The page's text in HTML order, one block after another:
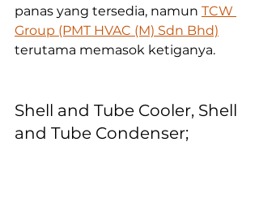
panas yang tersedia, namun TCW
Group (PMT HVAC (M) Sdn Bhd)
terutama memasok ketiganya.
Shell and Tube Cooler, Shell
and Tube Condenser;